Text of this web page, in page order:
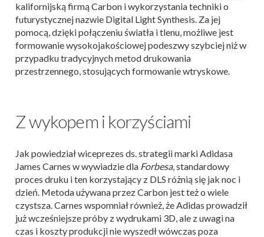
kalifornijską firmą Carbon i wykorzystania techniki o
futurystycznej nazwie Digital Light Synthesis. Za jej
pomocą, dzięki połączeniu światła i tlenu, możliwe jest
formowanie wysokojakościowej podeszwy szybciej niż w
przypadku tradycyjnych metod drukowania
przestrzennego, stosujących formowanie wtryskowe.
Z wykopem i korzyściami
Jak powiedział wiceprezes ds. strategii marki Adidasa
James Carnes w wywiadzie dla Forbesa, standardowy
proces druku i ten korzystający z DLS różnią się jak noc i
dzień. Metoda używana przez Carbon jest też o wiele
czystsza. Carnes wspomniał również, że Adidas prowadził
już wcześniejsze próby z wydrukami 3D, ale z uwagi na
czas i koszty produkcji nie wyszedł wówczas poza